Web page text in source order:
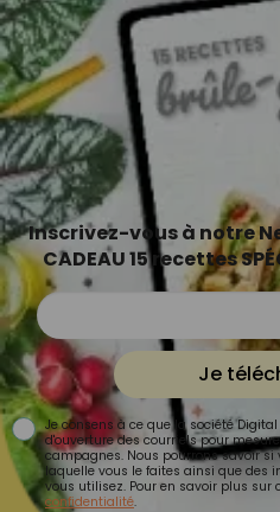
Inscrivez-vous à notre
CADEAU 15 recettes
Je
Je consens à ce que la société
d'ouverture des courriels pour
campagnes. Nous pourrons savoir si
laquelle vous le faites ainsi que des
vous utilisez. Pour en savoir plus sur
confidentialité.